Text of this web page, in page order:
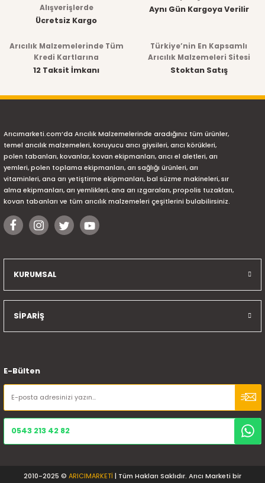
Alışverişlerde
Ücretsiz Kargo
Aynı Gün Kargoya Verilir
Arıcılık Malzemelerinde Tüm
Kredi Kartlarına
12 Taksit İmkanı
Türkiye’nin En Kapsamlı
Arıcılık Malzemeleri Sitesi
Stoktan Satış
Arıcımarketi.com’da Arıcılık Malzemelerinde aradığınız tüm ürünler,
temel arıcılık malzemeleri, koruyucu arıcı giysileri, arıcı körükleri,
polen tabanları, kovanlar, kovan ekipmanları, arıcı el aletleri, arı
yemleri, polen toplama ekipmanları, arı sağlığı ürünleri, arı
vitaminleri, ana arı yetiştirme ekipmanları, bal süzme makineleri, sır
alma ekipmanları, arı yemlikleri, ana arı ızgaraları, propolis tuzakları,
kovan tabanları ve tüm arıcılık malzemeleri çeşitlerini bulabilirsiniz.
KURUMSAL
SİPARİŞ
E-Bülten
0543 213 42 82
2010-2025 © ARICIMARKETİ | Tüm Hakları Saklıdır. Arıcı Marketi bir